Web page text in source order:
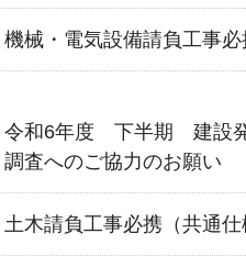
機械・電気設備請負工事必
令和6年度 下半期 建設発
調査へのご協力のお願い
土木請負工事必携（共通